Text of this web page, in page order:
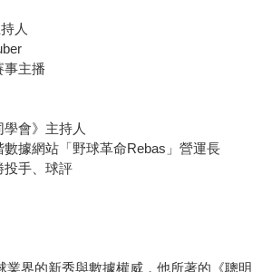
來越普及，職業球隊開始蒐集大量影
在競爭中找到優勢。但當競爭壓力越
來提升表現的工具，也可能被推向更
。一方面，我當然希望職業球隊能蒐
，因為這些資訊確實能幫助球隊做出
面，這本書也提醒我們一件事情：當
標時，任何工具都有可能被過度使
時候，只要球隊持續贏球，很多爭議
事情被揭開之後，人們才會重新回頭
人
事主播
會》主持人
據網站「野球革命Rebas」營運長
投手、球評
業界的新秀與數據權威，他所著的《聰明